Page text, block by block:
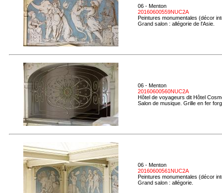
06 - Menton
20160600559NUC2A
Peintures monumentales (décor
Grand salon : allégorie de l'Asie.
06 - Menton
20160600560NUC2A
Hôtel de voyageurs dit Hôtel
Salon de musique. Grille en fer
06 - Menton
20160600561NUC2A
Peintures monumentales (décor
Grand salon : allégorie.